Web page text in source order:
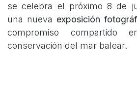
se celebra el próximo 8 de
una nueva exposición
compromiso
conservación del mar balear.